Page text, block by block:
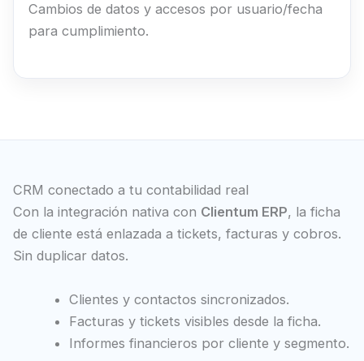
Cambios de datos y accesos por usuario/fecha
para cumplimiento.
CRM conectado a tu contabilidad real
Con la integración nativa con Clientum ERP, la ficha
de cliente está enlazada a tickets, facturas y cobros.
Sin duplicar datos.
Clientes y contactos sincronizados.
Facturas y tickets visibles desde la ficha.
Informes financieros por cliente y segmento.